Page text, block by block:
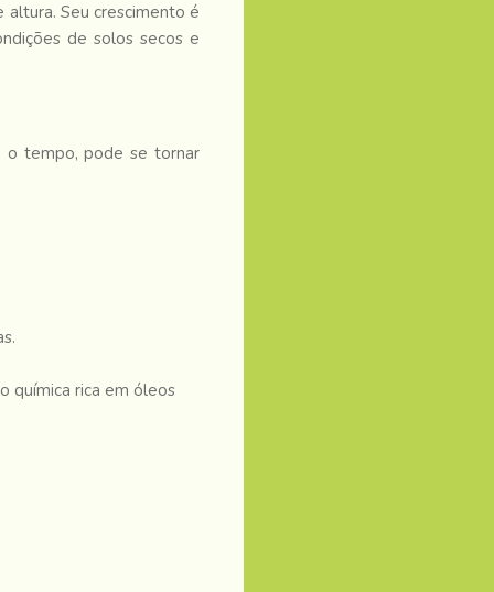
Seu crescimento é
de solos secos e
o tempo, pode se tornar
química rica em óleos